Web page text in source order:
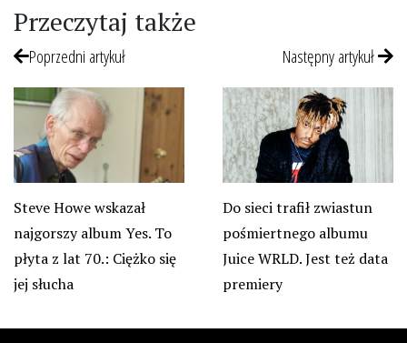
Przeczytaj także
Poprzedni artykuł
Steve Howe wskazał
najgorszy album Yes. To
płyta z lat 70.: Ciężko się
jej słucha
Następny artykuł
Do sieci trafił zwiastun
pośmiertnego albumu
Juice WRLD. Jest też data
premiery